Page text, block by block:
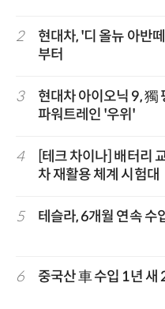
2
현대차, '디 올뉴 아반
부터
3
현대차 아이오닉 9,
파워트레인 '우위'
4
[테크 차이나] 배터리
차 재활용 체계 시험대
5 테슬라, 6개월 연속 수
6 중국산 車 수입 1년